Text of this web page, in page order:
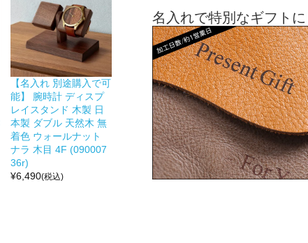
【名入れ 別途購入で可
能】 腕時計 ディスプ
レイスタンド 木製 日
本製 ダブル 天然木 無
着色 ウォールナット
ナラ 木目 4F (090007
36r)
¥6,490(税込)
名入れで特別なギフト